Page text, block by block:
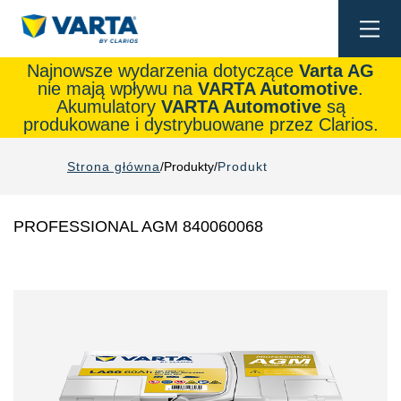
Najnowsze wydarzenia dotyczące Varta AG
nie mają wpływu na VARTA Automotive.
Akumulatory VARTA Automotivesą
produkowane i dystrybuowane przez Clarios.
Strona główna Produkty Produkt
PROFESSIONAL AGM 840060068